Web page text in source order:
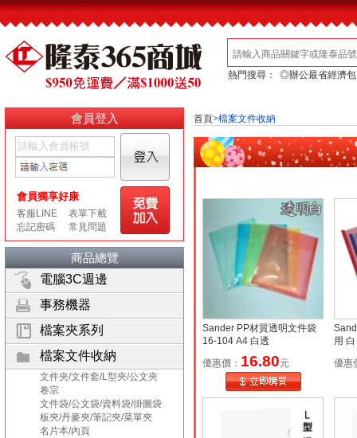
熱門搜尋： ◎辦公最省經濟包
會員登入
商品總覽
電腦3C週邊
事務機器
檔案夾系列
檔案文件收納
文件夾/文件套/L型夾/公文夾
卷宗
文件袋/公文袋/資料袋/掛圖袋
板夾/丹麥夾/筆記夾/菜單夾
名片本/內頁
首頁>檔案文件收納
Sander PP材質透明文件袋
16-104 A4 白透
優惠價： 16.80元
用 白
優惠